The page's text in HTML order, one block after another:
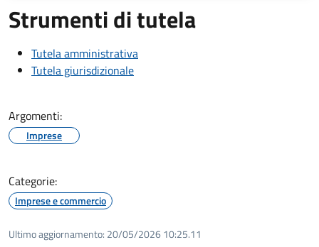
Strumenti di tutela
Tutela amministrativa
Tutela giurisdizionale
Argomenti:
Imprese
Categorie:
Imprese e commercio
Ultimo aggiornamento: 20/05/2026 10:25.11